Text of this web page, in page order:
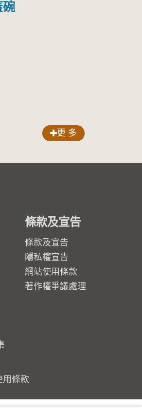
碗
更 多
條款及宣告
條款及宣告
隱私權宣告
網站使用條款
著作權爭議處理
用條款